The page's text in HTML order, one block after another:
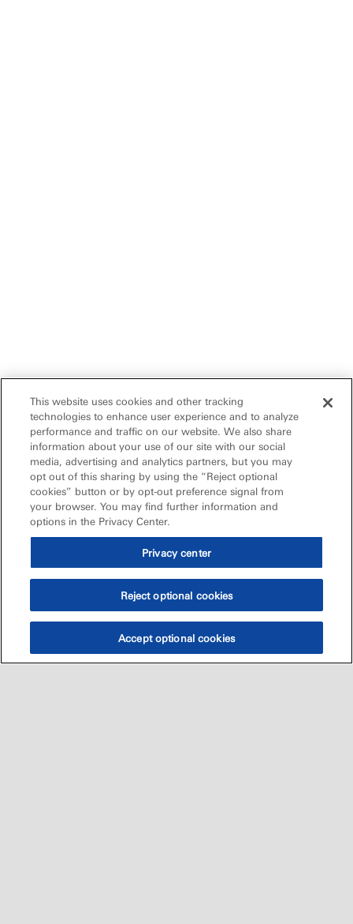
This website uses cookies and other tracking
technologies to enhance user experience and to analyze
performance and traffic on our website. We also share
information about your use of our site with our social
media, advertising and analytics partners, but you may
opt out of this sharing by using the “Reject optional
cookies” button or by opt-out preference signal from
your browser. You may find further information and
options in the Privacy Center.
Privacy center
Reject optional cookies
Accept optional cookies